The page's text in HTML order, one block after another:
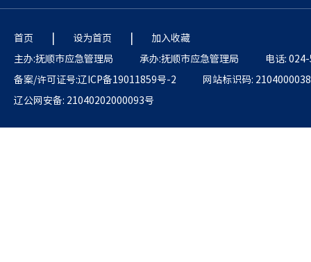
首页 | 设为首页 |
加入收藏
主办:抚顺市应急管理局
承办:抚顺市应急管理局
电话:
备案/许可证号:辽ICP备19011859号-2
网站标识码: 2104000038
辽公网安备: 21040202000093号